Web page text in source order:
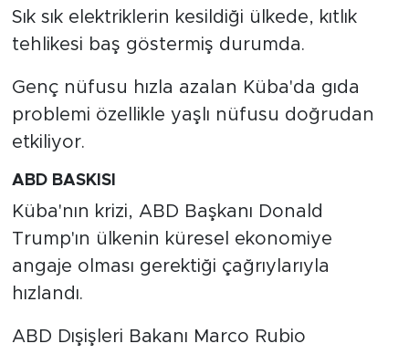
Sık sık elektriklerin kesildiği ülkede, kıtlık
tehlikesi baş göstermiş durumda.
Genç nüfusu hızla azalan Küba'da gıda
problemi özellikle yaşlı nüfusu doğrudan
etkiliyor.
ABD BASKISI
Küba'nın krizi, ABD Başkanı Donald
Trump'ın ülkenin küresel ekonomiye
angaje olması gerektiği çağrıylarıyla
hızlandı.
ABD Dışişleri Bakanı Marco Rubio